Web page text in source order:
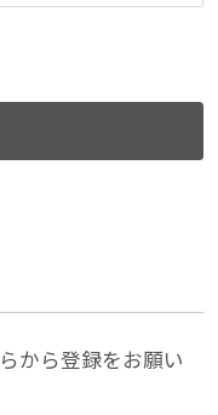
から登録をお願い